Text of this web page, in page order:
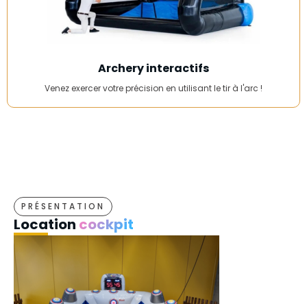
Archery interactifs
Venez exercer votre précision en utilisant le tir à l'arc !
PRÉSENTATION
Location cockpit